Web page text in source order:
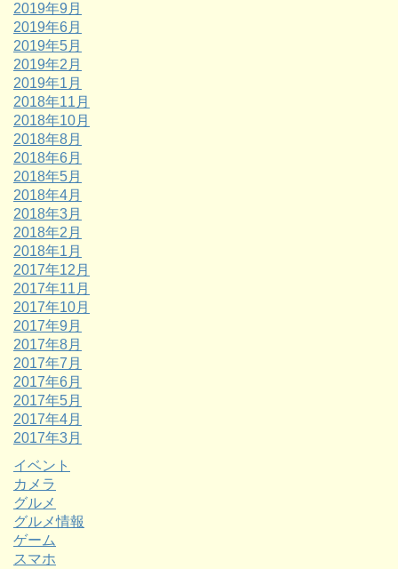
2019年9月
2019年6月
2019年5月
2019年2月
2019年1月
2018年11月
2018年10月
2018年8月
2018年6月
2018年5月
2018年4月
2018年3月
2018年2月
2018年1月
2017年12月
2017年11月
2017年10月
2017年9月
2017年8月
2017年7月
2017年6月
2017年5月
2017年4月
2017年3月
イベント
カメラ
グルメ
グルメ情報
ゲーム
スマホ